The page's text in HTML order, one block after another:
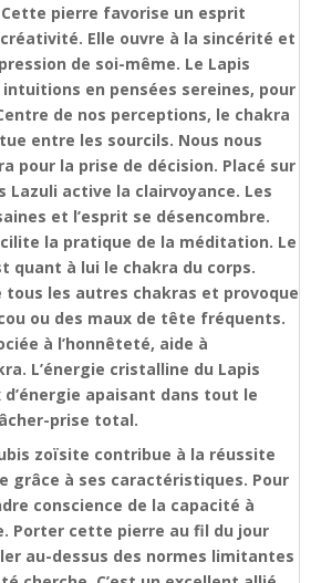
pierre favorise un esprit
Elle ouvre à la sincérité et
de soi-même. Le Lapis
en pensées sereines, pour
de nos perceptions, le chakra
entre les sourcils. Nous nous
pour la prise de décision. Placé sur
Lazuli active la clairvoyance. Les
et l’esprit se désencombre.
la pratique de la méditation. Le
quant à lui le chakra du corps.
tous les autres chakras et provoque
ou des maux de tête fréquents.
à l’honnêteté, aide à
L’énergie cristalline du Lapis
apaisant dans tout le
prise total.
zoïsite contribue à la réussite
grâce à ses caractéristiques. Pour
conscience de la capacité à
Porter cette pierre au fil du jour
au-dessus des normes limitantes